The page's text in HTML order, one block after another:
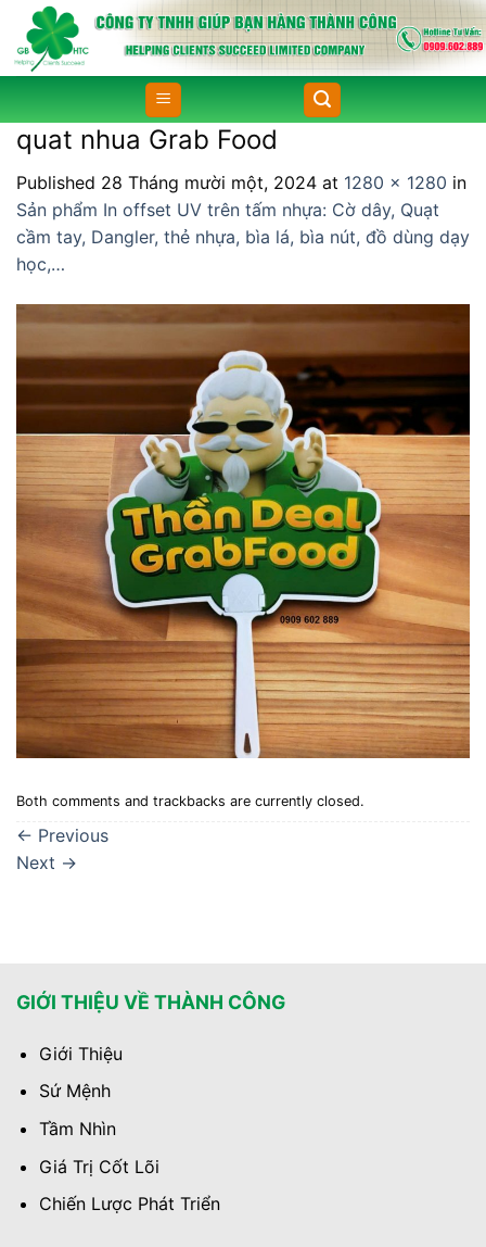
Skip
content
quat nhua Grab Food
Published 28 Tháng mười một, 2024 at 1280 × 1280 in
Sản phẩm In offset UV trên tấm nhựa: Cờ dây, Quạt
cầm tay, Dangler, thẻ nhựa, bìa lá, bìa nút, đồ dùng dạy
học,…
Both comments and trackbacks are currently closed.
← Previous
Next →
GIỚI THIỆU VỀ THÀNH CÔNG
Giới Thiệu
Sứ Mệnh
Tầm Nhìn
Giá Trị Cốt Lõi
Chiến Lược Phát Triển